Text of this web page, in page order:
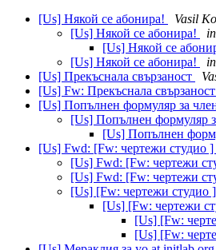
[Us] Някой се абонира!
Vasil
[Us] Някой се абонира!
[Us] Някой се
[Us] Някой се абонира!
[Us] Прекъснала свързаност
[Us] Fw: Прекъснала свързаност
[Us] Попълнен формуляр за
[Us] Попълнен формуляр
[Us] Попълнен
[Us] Fwd: [Fw: чертежи студио ]
[Us] Fwd: [Fw: чертежи
[Us] Fwd: [Fw: чертежи
[Us] [Fw: чертежи студио ]
[Us] [Fw: чертежи
[Us] [Fw:
[Us] [Fw: